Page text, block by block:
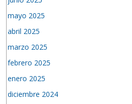
mayo 2025
abril 2025
marzo 2025
febrero 2025
enero 2025
diciembre 2024